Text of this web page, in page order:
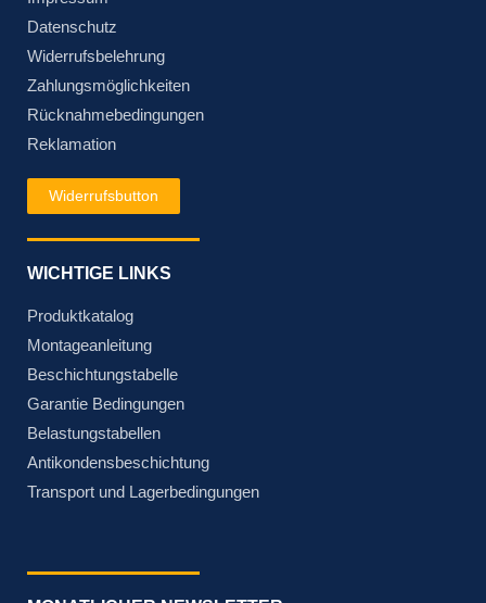
Datenschutz
Widerrufsbelehrung
Zahlungsmöglichkeiten
Rücknahmebedingungen
Reklamation
Widerrufsbutton
WICHTIGE LINKS
Produktkatalog
Montageanleitung
Beschichtungstabelle
Garantie Bedingungen
Belastungstabellen
Antikondensbeschichtung
Transport und Lagerbedingungen